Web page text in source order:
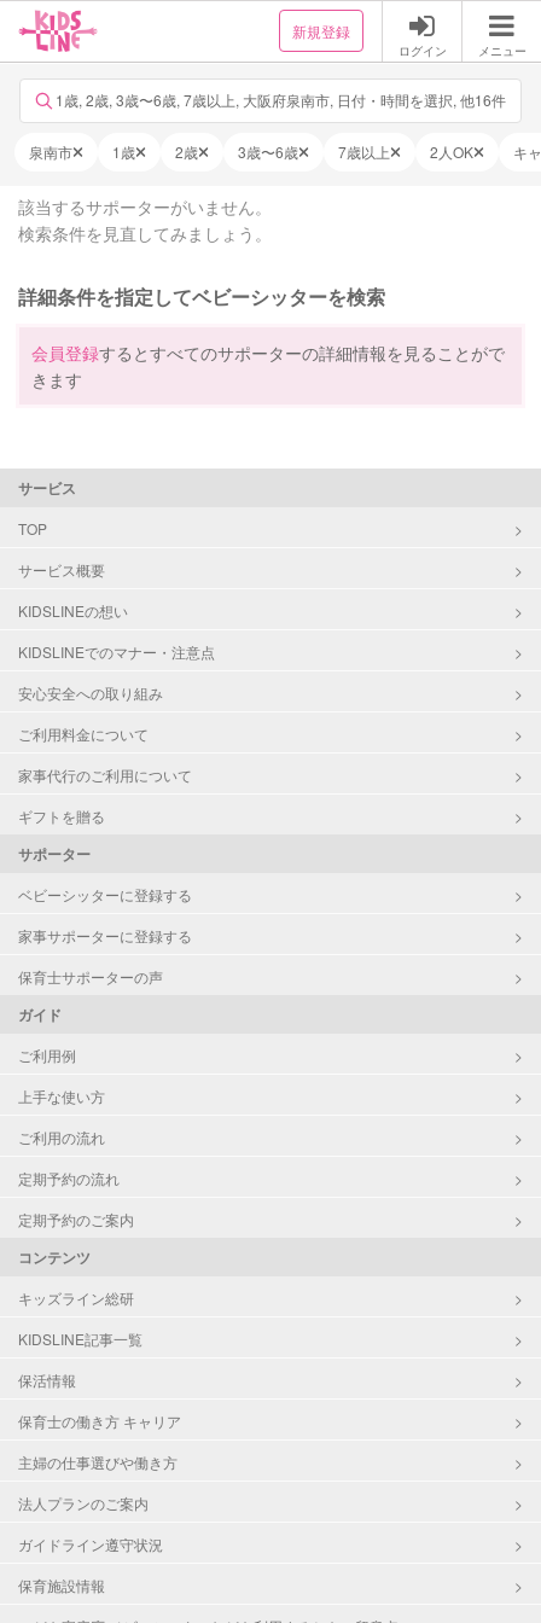
新規登録
ログイン メニュー
1歳, 2歳, 3歳〜6歳, 7歳以上, 大阪府泉南市, 日付・時間を選択, 他16件
泉南市 1歳 2歳 3歳〜6歳 7歳以上 2人OK キ
該当するサポーターがいません。
検索条件を見直してみましょう。
詳細条件を指定してベビーシッターを検索
会員登録するとすべてのサポーターの詳細情報を見ることがで
きます
サービス
TOP
サービス概要
KIDSLINEの想い
KIDSLINEでのマナー・注意点
安心安全への取り組み
ご利用料金について
家事代行のご利用について
ギフトを贈る
サポーター
ベビーシッターに登録する
家事サポーターに登録する
保育士サポーターの声
ガイド
ご利用例
上手な使い方
ご利用の流れ
定期予約の流れ
定期予約のご案内
コンテンツ
キッズライン総研
KIDSLINE記事一覧
保活情報
保育士の働き方 キャリア
主婦の仕事選びや働き方
法人プランのご案内
ガイドライン遵守状況
保育施設情報